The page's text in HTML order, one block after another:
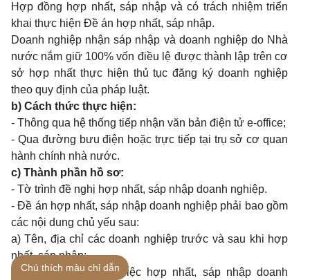
Hợp đồng hợp nhất, sáp nhập và có trách nhiệm triển
khai thực hiện Đề án hợp nhất, sáp nhập.
Doanh nghiệp nhận sáp nhập và doanh nghiệp do Nhà
nước nắm giữ 100% vốn điều lệ được thành lập trên cơ
sở hợp nhất thực hiện thủ tục đăng ký doanh nghiệp
theo quy định của pháp luật.
b) Cách thức thực hiện:
- Thông qua hệ thống tiếp nhận văn bản điện tử e-office;
- Qua đường bưu điện hoặc trực tiếp tại trụ sở cơ quan
hành chính nhà nước.
c) Thành phần hồ sơ:
- Tờ trình đề nghị hợp nhất, sáp nhập doanh nghiệp.
- Đề án hợp nhất, sáp nhập doanh nghiệp phải bao gồm
các nội dung chủ yếu sau:
a) Tên, địa chỉ các doanh nghiệp trước và sau khi hợp
nhất, sáp nhập;
b) Sự cần thiết của việc hợp nhất, sáp nhập doanh
Chú thích màu chỉ dẫn